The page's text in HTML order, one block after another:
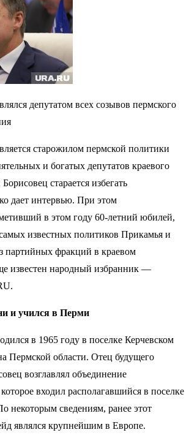
депутатом всех созывов пермского
старожилом пермской политики
и богатых депутатов краевого
старается избегать
дает интервью. При этом
в этом году 60-летний юбилей,
известных политиков Прикамья и
партийных фракций в краевом
известен народный избранник —
и учился в Перми
в 1965 году в поселке Керчевском
Пермской области. Отец будущего
возглавлял объединение
входил располагавшийся в поселке
некоторым сведениям, ранее этот
являлся крупнейшим в Европе.